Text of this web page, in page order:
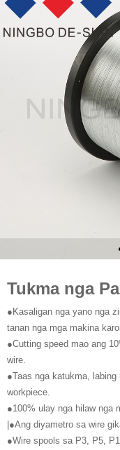
Tukma nga
●Kasaligan nga yano nga
tanan nga mga makina
●Cutting speed mao ang
wire.
●Taas nga katukma,
workpiece.
●100% ulay nga hilaw nga
|●Ang diyametro sa wire
●Wire spools sa P3, P5,